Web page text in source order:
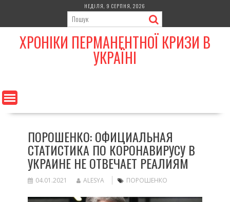
content
НЕДІЛЯ, 9 СЕРПНЯ, 2026
ХРОНІКИ ПЕРМАНЕНТНОЇ КРИЗИ В
УКРАЇНІ
ПОРОШЕНКО: ОФИЦИАЛЬНАЯ
СТАТИСТИКА ПО КОРОНАВИРУСУ В
УКРАИНЕ НЕ ОТВЕЧАЕТ РЕАЛИЯМ
04.01.2021 ALESYA ПОРОШЕНКО